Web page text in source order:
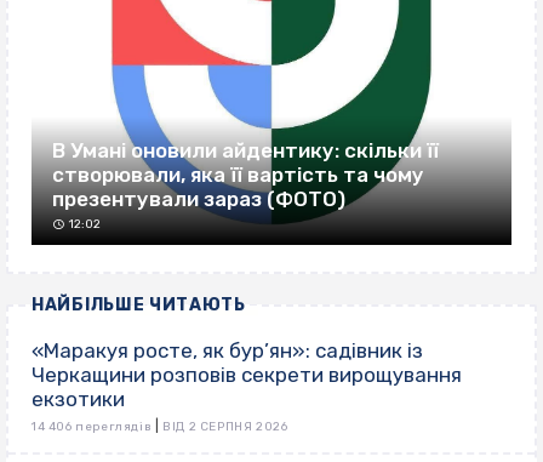
В Умані оновили айдентику: скільки її
створювали, яка її вартість та чому
презентували зараз (ФОТО)
12:02
НАЙБІЛЬШЕ ЧИТАЮТЬ
«Маракуя росте, як бур’ян»: садівник із
Черкащини розповів секрети вирощування
екзотики
14 406 переглядів ВІД 2 СЕРПНЯ 2026